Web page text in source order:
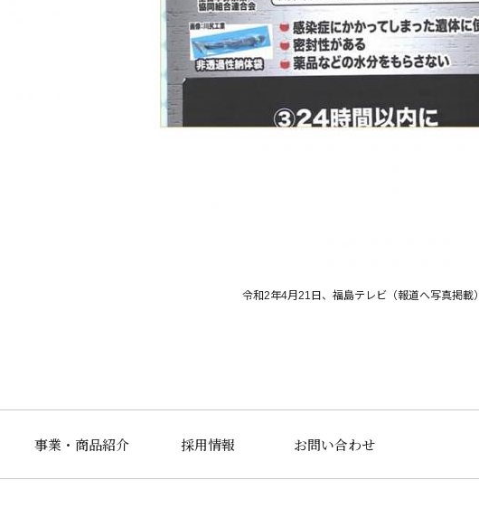
令和2年4月21日、福島テレビ（報道へ写真掲載）
事業・商品紹介 採用情報 お問い合わせ